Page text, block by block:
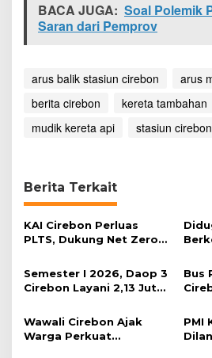
b
a
D
a
o
e
b
n
D
i
e
BACA JUGA: Soal Polemik
Saran dari Pemprov
arus balik stasiun cirebon
arus
berita cirebon
kereta tambahan
mudik kereta api
stasiun cirebon
Berita Terkait
KAI Cirebon Perluas
PLTS, Dukung Net Zero
Semester I 2026, Daop 3
Cirebon Layani 2,13 Juta
Bus
Ribu
Wawali Cirebon Ajak
Warga Perkuat
PMI